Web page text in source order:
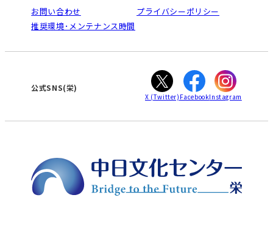
ご利用ガイド
オンライン講座受講の手順
WEBサイトのよくある質問
南大高
犬山
高蔵寺
大垣
津
お問い合わせ
プライバシーポリシー
推奨環境･メンテナンス時間
公式SNS(栄)
X (Twitter) FacebookInstagram